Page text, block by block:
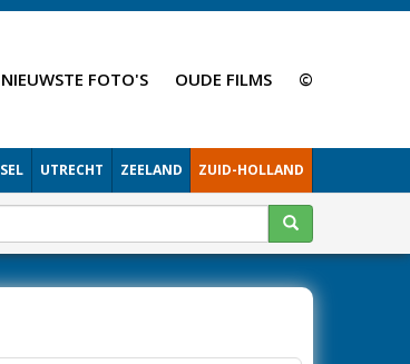
NIEUWSTE FOTO'S OUDE FILMS ©
UTRECHT ZEELAND ZUID-HOLLAND